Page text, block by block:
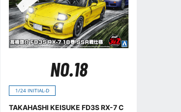
NO.18
1/24 INITIAL-D
TAKAHASHI KEISUKE FD3S RX-7 C